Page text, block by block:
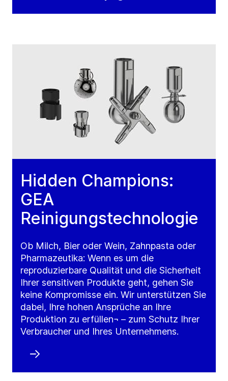
Hidden Champions:
GEA
Reinigungstechnologie
Ob Milch, Bier oder Wein, Zahnpasta oder
Pharmazeutika: Wenn es um die
reproduzierbare Qualität und die Sicherheit
Ihrer sensitiven Produkte geht, gehen Sie
keine Kompromisse ein. Wir unterstützen Sie
dabei, Ihre hohen Ansprüche an Ihre
Produktion zu erfüllen¬ – zum Schutz Ihrer
Verbraucher und Ihres Unternehmens.